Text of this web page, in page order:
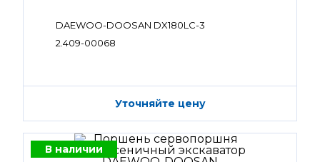
DAEWOO-DOOSAN DX180LC-3
2.409-00068
Уточняйте цену
В наличии